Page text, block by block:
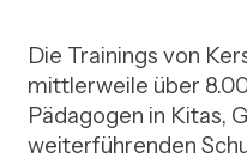
Die Trainings von
mittlerweile über
Pädagogen in Kitas,
weiterführenden